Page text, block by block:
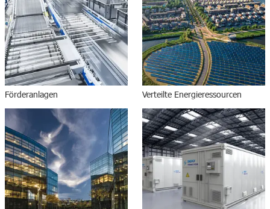
Förderanlagen Verteilte Energieressourcen